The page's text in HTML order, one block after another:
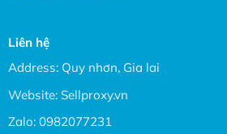
Liên hệ
Address: Quy nhơn, Gia lai
Website: Sellproxy.vn
Zalo: 0982077231